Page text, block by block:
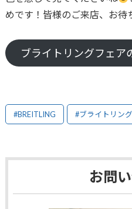
めです！皆様のご来店、お待
ブライトリングフェア
#BREITLING #ブライトリング
お問